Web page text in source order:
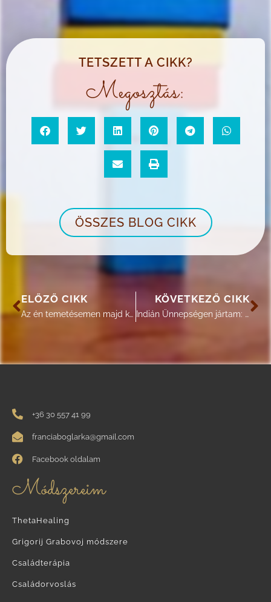
TETSZETT A CIKK?
Megosztás:
ÖSSZES BLOG CIKK
ELŐZŐ CIKK
Az én temetésemen majd kacagjatok és mókázzatok – 2. rész
KÖVETKEZŐ CIKK
Indián Ünnepségen jártam: PowWow Arleeban (Montána, USA)
+36 30 557 41 99
franciaboglarka@gmail.com
Facebook oldalam
Módszereim
ThetaHealing
Grigorij Grabovoj módszere
Családterápia
Családorvoslás